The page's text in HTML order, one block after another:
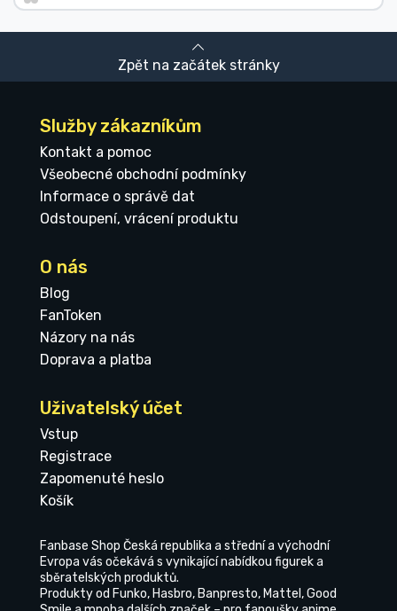
Zpět na začátek stránky
Služby zákazníkům
Kontakt a pomoc
Všeobecné obchodní podmínky
Informace o správě dat
Odstoupení, vrácení produktu
O nás
Blog
FanToken
Názory na nás
Doprava a platba
Uživatelský účet
Vstup
Registrace
Zapomenuté heslo
Košík
Fanbase Shop Česká republika a střední a východní
Evropa vás očekává s vynikající nabídkou figurek a
sběratelských produktů.
Produkty od Funko, Hasbro, Banpresto, Mattel, Good